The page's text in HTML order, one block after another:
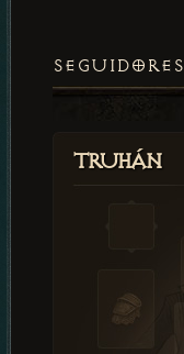
SEGUIDORES
Truhán